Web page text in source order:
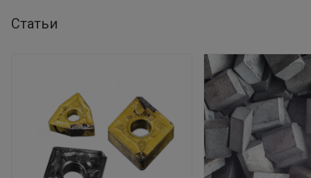
Статьи